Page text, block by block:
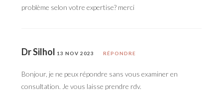
problème selon votre expertise? merci
Dr Silhol 13 NOV 2023 RÉPONDRE
Bonjour, je ne peux répondre sans vous examiner en
consultation. Je vous laisse prendre rdv.